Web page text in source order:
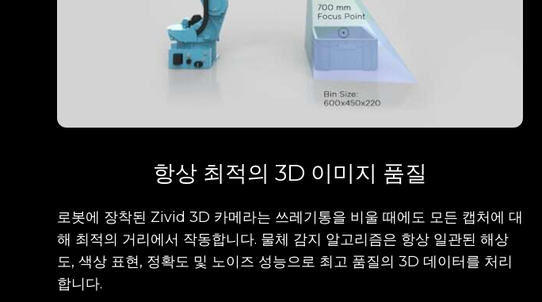
항상 최적의 3D 이미지 품질
로봇에 장착된 Zivid 3D 카메라는 쓰레기통을 비울 때에도 모든 캡처에 대
해 최적의 거리에서 작동합니다. 물체 감지 알고리즘은 항상 일관된 해상
도, 색상 표현, 정확도 및 노이즈 성능으로 최고 품질의 3D 데이터를 처리
합니다.